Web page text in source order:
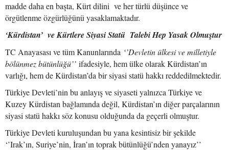
madde daha en başta, Kürt dilini ve her türlü düşünce ve
örgütlenme özgürlüğünü yasaklamaktadır.
‘Kürdistan’ ve Kürtlere Siyasi Statü Talebi Hep Yasak Olmuştur
TC Anayasası ve tüm Kanunlarında ‘’Devletin ülkesi ve milletiyle
bölünmez bütünlüğü’’ ifadesiyle, hem ülke olarak Kürdistan’ın
varlığı, hem de Kürdistan’da bir siyasi statü hakkı reddedilmektedir.
Türkiye Devleti’nin bu anlayış ve siyaseti yalnızca Türkiye ve
Kuzey Kürdistan bağlamında değil, Kürdistan’ın diğer parçalarının
siyasi statü hakkı söz konusu olduğunda da geçerli olmuştur.
Türkiye Devleti kuruluşundan bu yana kesintisiz bir şekilde
‘’Irak’ın, Suriye’nin, İran’ın toprak bütünlüğü’nden yanayız’’